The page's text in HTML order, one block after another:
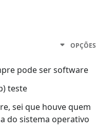
OPÇÕES
pode ser software
teste
sei que houve quem
do sistema operativo